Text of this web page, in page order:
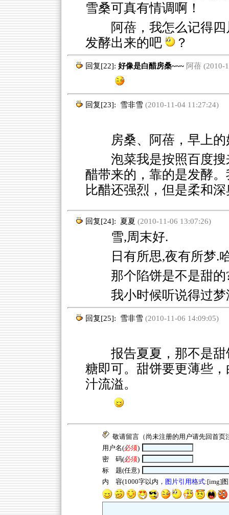
雪桑可真有情调啊！
阿蓓，我怎么记得
发酵出来的吧
？
回复[22]: 好像是白醋房桑~~~ 阿蓓 (2010-
回复[23]: 雪非雪(2010-11-04 11:27:24)
房桑、阿蓓，早上
泡菜我是按照百度
醋带来的，靠的是发酵
比醋还强烈，但是柔和
回复[24]: 夏夏 (2010-11-06 13:07:26)
雪,周末好.
日有所思,夜有所梦.
那个陷饼是不是甜的
我小时候听说得过
回复[25]: 雪非雪(2010-11-06 14:09:05)
报告夏夏，那不是
糖即可。甜饼要更薄些
汁流溢。
敬请留言（尚未注册的用户请先回首页
用户名(必须)
密 码(必须)
标 题(任意)
内 容(1000字以内， 图片引用格式:[img]